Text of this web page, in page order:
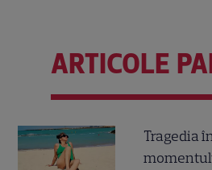
ARTICOLE
Tragedia